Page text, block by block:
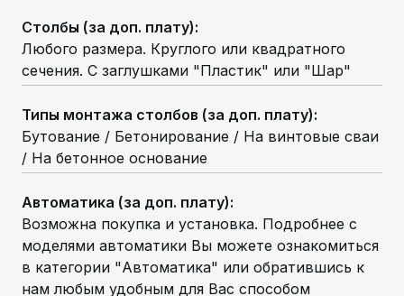
Столбы (за доп. плату):
Любого размера. Круглого или квадратного
сечения. С заглушками "Пластик" или "Шар"
Типы монтажа столбов (за доп. плату):
Бутование / Бетонирование / На винтовые сваи
/ На бетонное основание
Автоматика (за доп. плату):
Возможна покупка и установка. Подробнее с
моделями автоматики Вы можете ознакомиться
в категории "Автоматика" или обратившись к
нам любым удобным для Вас способом